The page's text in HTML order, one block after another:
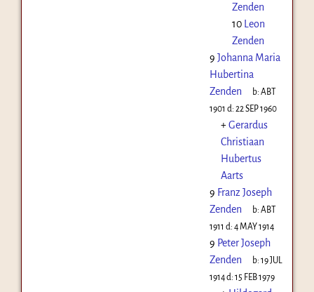
Zenden
10 Leon
Zenden
9 Johanna Maria
Hubertina
Zenden
b:ABT
1901 d: 22 SEP 1960
+Gerardus
Christiaan
Hubertus
Aarts
9 Franz Joseph
Zenden
b:ABT
1911 d: 4 MAY 1914
9 Peter Joseph
Zenden
b:19 JUL
1914d: 15 FEB 1979